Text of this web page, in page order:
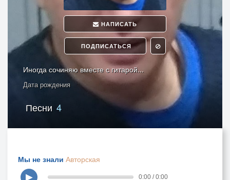
НАПИСАТЬ
ПОДПИСАТЬСЯ
Иногда сочиняю вместе с гитарой...
Дата рождения
Песни 4
Мы не знали Авторская
▶
0:00 / 0:00